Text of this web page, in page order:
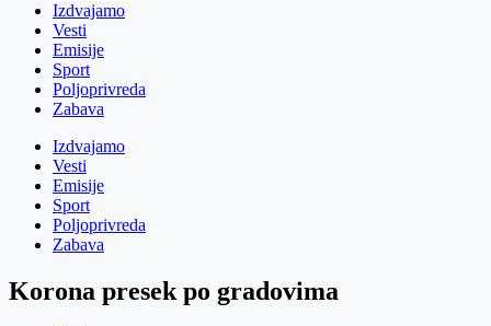
Izdvajamo
Vesti
Emisije
Sport
Poljoprivreda
Zabava
Izdvajamo
Vesti
Emisije
Sport
Poljoprivreda
Zabava
Korona presek po gradovima